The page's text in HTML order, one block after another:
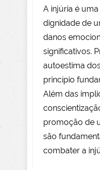
A injúria é
dignidade de
danos
significativos.
autoestima
princípio
Além das
promoção de
são
combater a